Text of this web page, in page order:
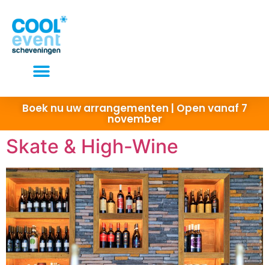
Elke dag open van 10 tot 22 uur
Boek nu uw arrangementen | Open vanaf 7
november
Skate & High-Wine